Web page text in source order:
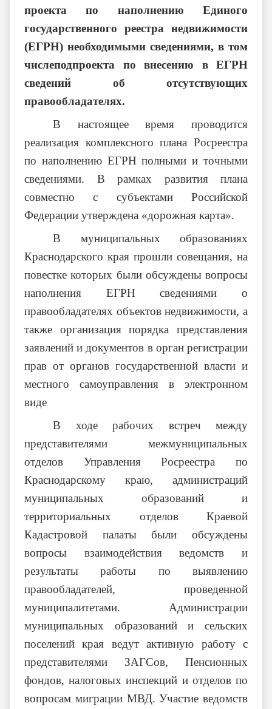
проекта по наполнению Единого
государственного реестра недвижимости
(ЕГРН) необходимыми сведениями, в том
числеподпроекта по внесению в ЕГРН
сведений об отсутствующих
правообладателях.
В настоящее время проводится
реализация комплексного плана Росреестра
по наполнению ЕГРН полными и точными
сведениями. В рамках развития плана
совместно с субъектами Российской
Федерации утверждена «дорожная карта».
В муниципальных образованиях
Краснодарского края прошли совещания, на
повестке которых были обсуждены вопросы
наполнения ЕГРН сведениями о
правообладателях объектов недвижимости, а
также организация порядка представления
заявлений и документов в орган регистрации
прав от органов государственной власти и
местного самоуправления в электронном
виде
В ходе рабочих встреч между
представителями межмуниципальных
отделов Управления Росреестра по
Краснодарскому краю, администраций
муниципальных образований и
территориальных отделов Краевой
Кадастровой палаты были обсуждены
вопросы взаимодействия ведомств и
результаты работы по выявлению
правообладателей, проведенной
муниципалитетами. Администрации
муниципальных образований и сельских
поселений края ведут активную работу с
представителями ЗАГСов, Пенсионных
фондов, налоговых инспекций и отделов по
вопросам миграции МВД. Участие ведомств